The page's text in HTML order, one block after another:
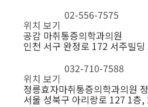
02-556-7575
위치 보기
공감 마취통증의학과의원
인천 서구 완정로 172 서주빌딩
032-710-7588
위치 보기
정릉효자마취통증의학과의원
서울 성북구 아리랑로 127 1층,